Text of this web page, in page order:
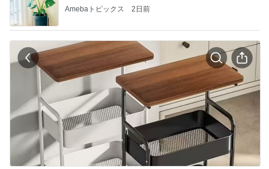
Amebaトピックス 2日前